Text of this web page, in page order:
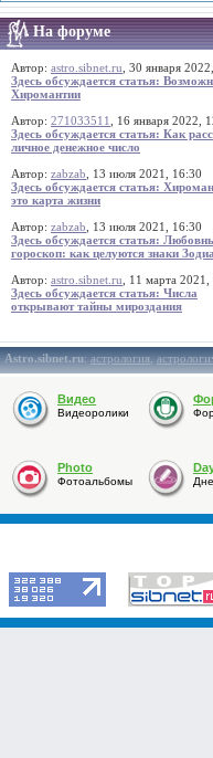
На форуме
Автор: astro.sibnet.ru , 30 января
Здесь обсуждается статья:
Хиромантии
Автор: 271033511
, 16 января 2022,
Здесь обсуждается статья: Как
личное денежное число
Автор: zabzab , 13 июля 2021, 16:30
Здесь обсуждается статья:
это карта жизни
Автор: zabzab , 13 июля 2021, 16:30
Здесь обсуждается статья:
гороскоп: как целуются знаки
Автор: astro.sibnet.ru , 11 марта 2021,
Здесь обсуждается статья: Числа
открывают тайны мироздания
Astro.sibnet.ru:астрология,
Видео
Видеоролики
Photo
Фотоальбомы